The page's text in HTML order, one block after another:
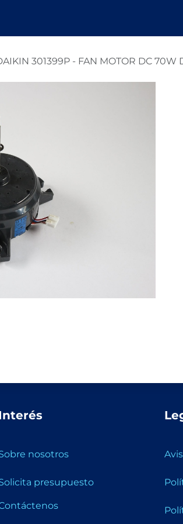
301399P - FAN MOTOR DC 70W
nosotros
presupuesto